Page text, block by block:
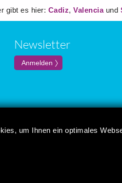
gibt es hier: Cadiz, Valenciaund
um Ihnen ein optimales
Newsletter